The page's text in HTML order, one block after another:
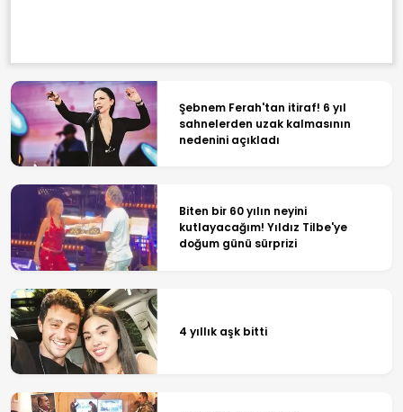
Şebnem Ferah'tan itiraf! 6 yıl
sahnelerden uzak kalmasının
nedenini açıkladı
Biten bir 60 yılın neyini
kutlayacağım! Yıldız Tilbe'ye
doğum günü sürprizi
4 yıllık aşk bitti